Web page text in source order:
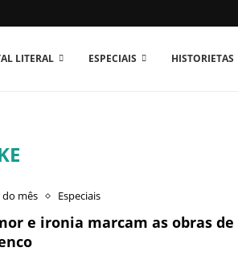
MUNDO...
LITERAL ESPECIAIS HISTORIETAS
mês Especiais
e ironia marcam as obras de